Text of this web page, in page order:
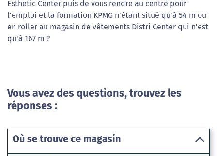
Esthetic Center puis de vous rendre au centre pour
l'emploi et la formation KPMG n'étant situé qu'à 54 m ou
en roller au magasin de vêtements Distri Center qui n'est
qu'à 167 m ?
Vous avez des questions, trouvez les
réponses :
Où se trouve ce magasin